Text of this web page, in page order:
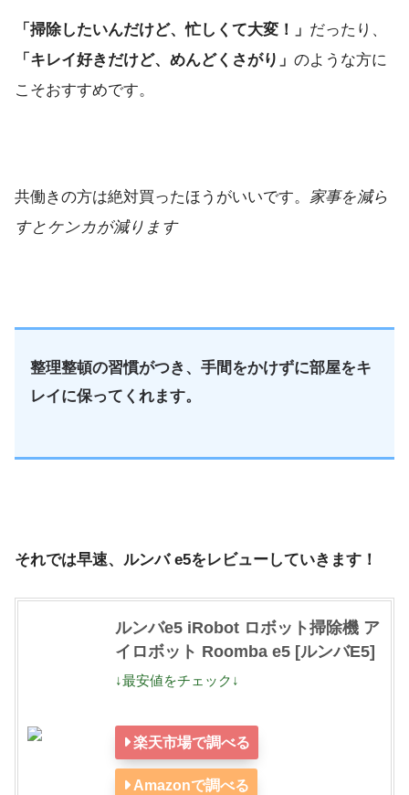
「掃除したいんだけど、忙しくて大変！」 だったり、
「キレイ好きだけど、めんどくさがり」 のような方に
こそおすすめです。
共働きの方は絶対買ったほうがいいです。 家事を減ら
すとケンカが減ります
整理整頓の習慣がつき、手間をかけずに部屋をキ
レイに保ってくれます。
それでは早速、ルンバ e5をレビューしていきます！
ルンバe5 iRobot ロボット掃除機 ア
イロボット Roomba e5 [ルンバE5]
↓最安値をチェック↓
楽天市場で調べる
Amazonで調べる